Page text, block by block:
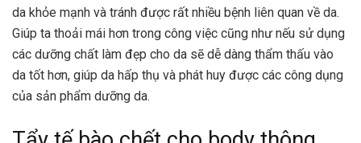
da khỏe mạnh và tránh được rất nhiều bệnh liên quan về da.
Giúp ta thoải mái hơn trong công việc cũng như nếu sử dụng
các dưỡng chất làm đẹp cho da sẽ dễ dàng thẩm thấu vào
da tốt hơn, giúp da hấp thụ và phát huy được các công dụng
của sản phẩm dưỡng da.